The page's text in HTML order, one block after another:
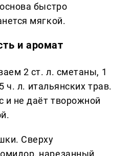
быстро
мягкой.
и аромат
2 ст. л. сметаны, 1
ч. л. итальянских трав.
и не даёт творожной
Сверху
нарезанный